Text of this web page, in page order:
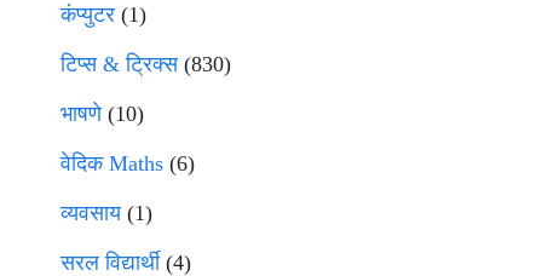
कंप्युटर (1)
टिप्स & ट्रिक्स(830)
भाषणे(10)
वेदिक Maths (6)
व्यवसाय(1)
सरल विद्यार्थी(4)